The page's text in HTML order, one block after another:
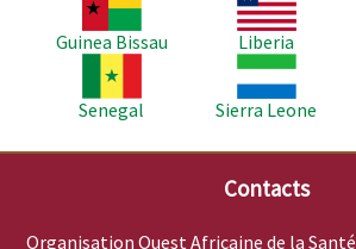
Guinea Bissau
Liberia
Senegal
Image
Sierra Leone
Contacts
Organisation Ouest Africaine de la Santé